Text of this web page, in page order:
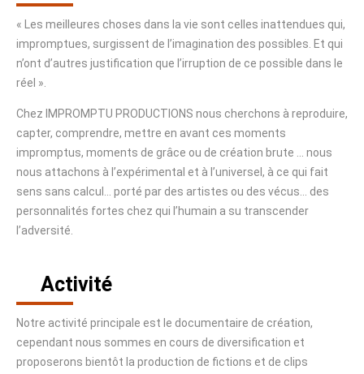
« Les meilleures choses dans la vie sont celles inattendues qui,
impromptues, surgissent de l’imagination des possibles. Et qui
n’ont d’autres justification que l’irruption de ce possible dans le
réel ».
Chez IMPROMPTU PRODUCTIONS nous cherchons à reproduire,
capter, comprendre, mettre en avant ces moments
impromptus, moments de grâce ou de création brute … nous
nous attachons à l’expérimental et à l’universel, à ce qui fait
sens sans calcul… porté par des artistes ou des vécus… des
personnalités fortes chez qui l’humain a su transcender
l’adversité.
Activité
Notre activité principale est le documentaire de création,
cependant nous sommes en cours de diversification et
proposerons bientôt la production de fictions et de clips